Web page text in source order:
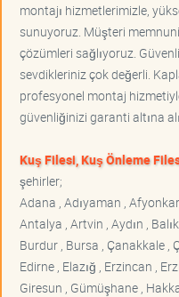
montajı hizmetlerimizle,
sunuyoruz. Müşteri
çözümleri sağlıyoruz.
sevdikleriniz çok değerli.
profesyonel montaj
güvenliğinizi garanti altına
Kuş Filesi, Kuş Önleme
şehirler;
Adana , Adıyaman ,
Antalya , Artvin , Aydın ,
Burdur , Bursa , Çanakkale ,
Edirne , Elazığ , Erzincan ,
Giresun , Gümüşhane ,